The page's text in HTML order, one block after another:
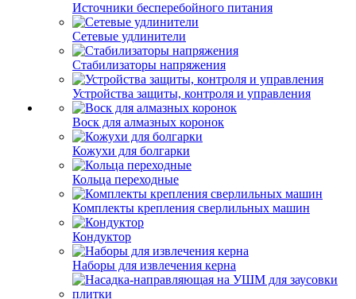
Источники бесперебойного питания
Сетевые удлинители
Стабилизаторы напряжения
Устройства защиты, контроля и управления
Воск для алмазных коронок
Кожухи для болгарки
Кольца переходные
Комплекты крепления сверлильных машин
Кондуктор
Наборы для извлечения керна